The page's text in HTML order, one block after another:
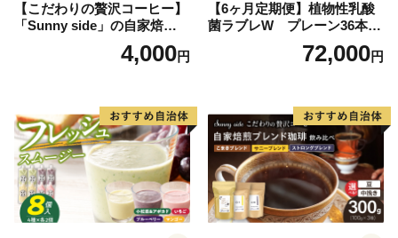
【こだわりの贅沢コーヒー】
「Sunny side」の自家焙煎珈
琲ストロングブレンド（100
4,000円
【6ヶ月定期便】植物性乳酸
菌ラブレW プレーン36本
72,000円